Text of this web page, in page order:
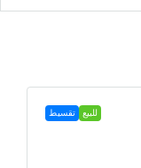
للبيع تقسيط